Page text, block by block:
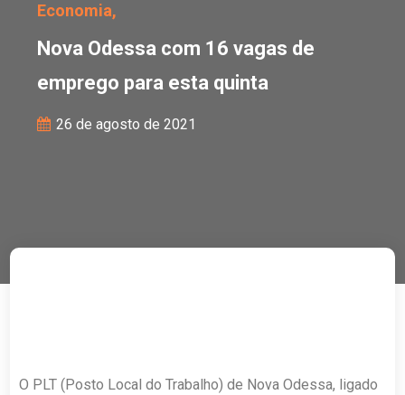
Economia,
Nova Odessa com 16 vagas de
emprego para esta quinta
26 de agosto de 2021
O PLT (Posto Local do Trabalho) de Nova Odessa, ligado